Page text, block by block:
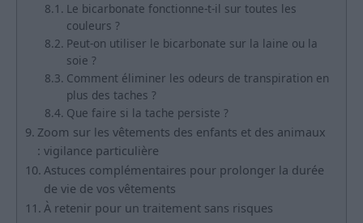
Le bicarbonate fonctionne-t-il sur toutes les
couleurs ?
Peut-on utiliser le bicarbonate sur la laine ou la
soie ?
Comment éliminer les odeurs de transpiration en
plus des taches ?
Que faire si la tache persiste ?
Zoom sur les vêtements des enfants et des animaux
: vigilance particulière
Astuces complémentaires pour prolonger la durée
de vie de vos vêtements
À retenir pour un traitement sans risques